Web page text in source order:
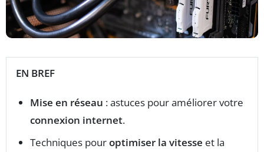
EN BREF
Mise en réseau : astuces pour améliorer votre
connexion internet.
Techniques pouroptimiser la vitesse et la